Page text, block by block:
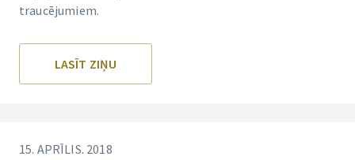
traucējumiem.
LASĪT ZIŅU
15. APRĪLIS. 2018